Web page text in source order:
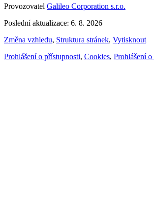
Provozovatel Galileo Corporation s.r.o.
Poslední aktualizace: 6. 8. 2026
Změna vzhledu, Struktura stránek, Vytisknout
Prohlášení o přístupnosti, Cookies, Prohlášení